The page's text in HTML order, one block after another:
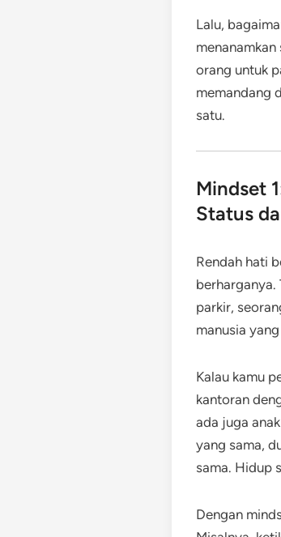
Lalu,
orang untuk
memandang
satu.
Mindset
Status
Rendah hati
berharganya.
parkir,
manusia
Kalau kamu
kantoran
ada juga
yang sama,
sama. Hidup
Dengan